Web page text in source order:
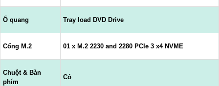
Ổ quang Tray load DVD Drive
Cổng M.2 01 x M.2 2230 and 2280 PCIe 3 x4 NVME
Chuột & Bàn
phím
Có